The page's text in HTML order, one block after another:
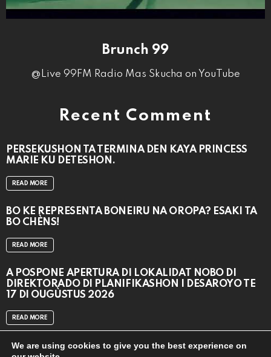
Brunch 99
@Live 99FM Radio Mas Skucha on YouTube
Recent Comment
PERSEKUSHON TA TERMINA DEN KAYA PRINCESS
MARIE KU DETESHON.
READ MORE
BO KE REPRESENTÁ BONEIRU NA OROPA? ESAKI TA
BO CHÈNS!
READ MORE
A POSPONÉ APERTURA DI LOKALIDAT NOBO DI
DIREKTORADO DI PLANIFIKASHON I DESAROYO TE
17 DI OUGÙSTUS 2026
READ MORE
We are using cookies to give you the best experience on